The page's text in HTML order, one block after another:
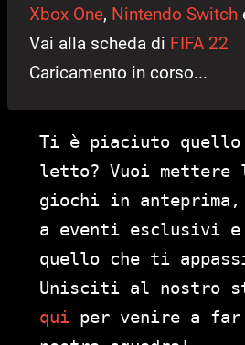
Xbox One, Nintendo Switch
Vai alla scheda di FIFA 22
Caricamento in corso...
Ti è piaciuto quello
letto? Vuoi mettere
giochi in
a eventi esclusivi
quello che ti
Unisciti al nostro
qui per venire a